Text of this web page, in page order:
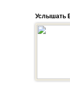
Услышать